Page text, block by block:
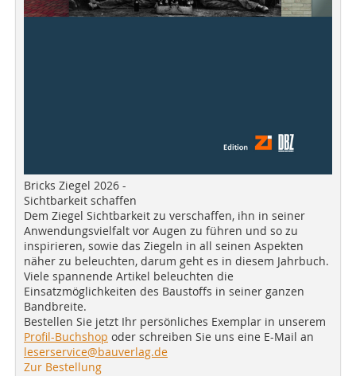
Bricks Ziegel 2026 -
Sichtbarkeit schaffen
Dem Ziegel Sichtbarkeit zu verschaffen, ihn in seiner
Anwendungsvielfalt vor Augen zu führen und so zu
inspirieren, sowie das Ziegeln in all seinen Aspekten
näher zu beleuchten, darum geht es in diesem Jahrbuch.
Viele spannende Artikel beleuchten die
Einsatzmöglichkeiten des Baustoffs in seiner ganzen
Bandbreite.
Bestellen Sie jetzt Ihr persönliches Exemplar in unserem
Profil-Buchshop oder schreiben Sie uns eine E-Mail an
leserservice@bauverlag.de
Zur Bestellung